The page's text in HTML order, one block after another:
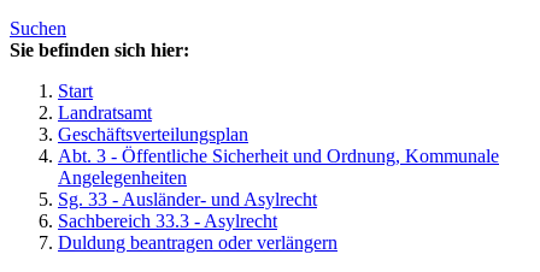
Suchen
Sie befinden sich hier:
Start
Landratsamt
Geschäftsverteilungsplan
Abt. 3 - Öffentliche Sicherheit und Ordnung, Kommunale
Angelegenheiten
Sg. 33 - Ausländer- und Asylrecht
Sachbereich 33.3 - Asylrecht
Duldung beantragen oder verlängern